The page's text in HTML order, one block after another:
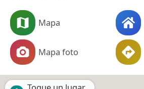
Mapa
Mapa foto